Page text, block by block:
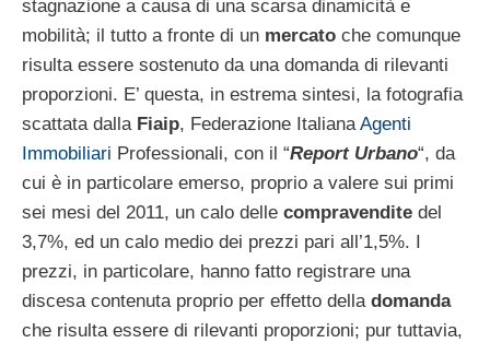
stagnazione a causa di una scarsa dinamicità e
mobilità; il tutto a fronte di un mercato che comunque
risulta essere sostenuto da una domanda di rilevanti
proporzioni. E’ questa, in estrema sintesi, la fotografia
scattata dallaFiaip, Federazione ItalianaAgenti
Immobiliari Professionali, con il “Report Urbano“, da
cui è in particolare emerso, proprio a valere sui primi
sei mesi del 2011, un calo delle compravendite del
3,7%, ed un calo medio dei prezzi pari all’1,5%. I
prezzi, in particolare, hanno fatto registrare una
discesa contenuta proprio per effetto delladomanda
che risulta essere di rilevanti proporzioni; pur tuttavia,